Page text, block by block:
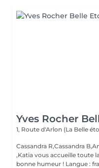
Yves Rocher
1, Route d'Arlon (La Belle
Cassandra R,Cassandra
,Katia vous accueille toute
bonne humeur !